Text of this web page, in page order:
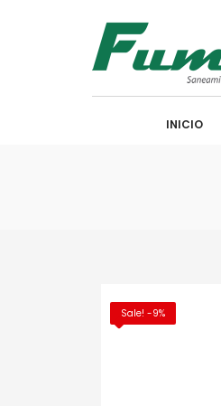
INICIO
Sale! -9%